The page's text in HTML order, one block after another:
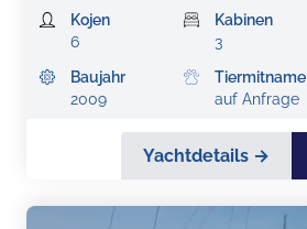
Kojen
6
Kabinen
3
Baujahr
2009
Tiermitname
auf Anfrage
Yachtdetails →